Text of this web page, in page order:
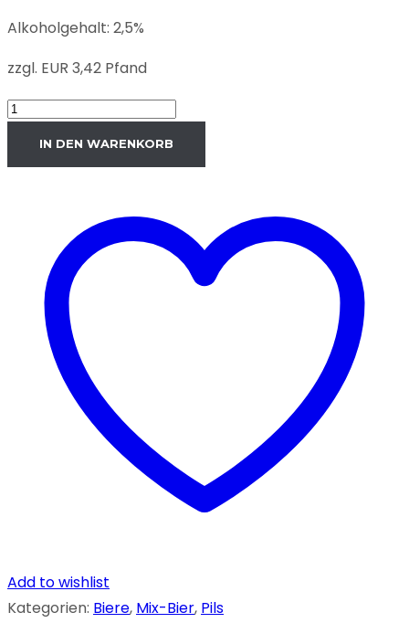
Alkoholgehalt: 2,5%
zzgl. EUR 3,42 Pfand
Beck's
Menge
IN DEN WARENKORB
Add to wishlist
Kategorien: Biere, Mix-Bier, Pils